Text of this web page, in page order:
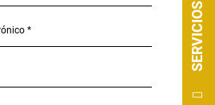
SERVICIOS